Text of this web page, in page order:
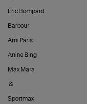
Éric Bompard
Barbour
Ami Paris
Anine Bing
Max Mara
&
Sportmax